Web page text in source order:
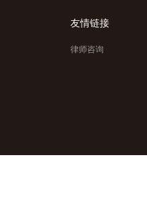
友情链接
律师咨询